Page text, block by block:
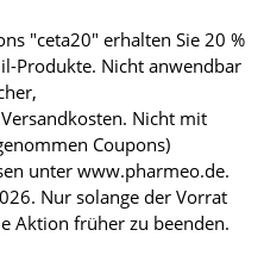
"ceta20" erhalten Sie 20 %
Produkte. Nicht anwendbar
Nicht mit
Coupons)
unter www.pharmeo.de.
Nur solange der Vorrat
Aktion früher zu beenden.